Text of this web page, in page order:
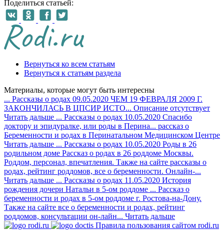
Поделиться статьей:
Вернуться ко всем статьям
Вернуться к статьям раздела
Материалы, которые могут быть интересны
... Рассказы о родах 09.05.2020 ЧЕМ 19 ФЕВРАЛЯ 2009 Г.
ЗАКОНЧИЛАСЬ В ЦПСИР ИСТО... Описание отсутствует
Читать дальше ... Рассказы о родах 10.05.2020 Спасибо
доктору и эпидуралке, или роды в Перина... рассказ о
Беременности и родах в Перинатальном Медицинском Центре
Читать дальше ... Рассказы о родах 10.05.2020 Роды в 26
родильном доме Рассказ о родах в 26 роддоме Москвы.
Роддом, персонал, впечатления. Также на сайте рассказы о
родах, рейтинг роддомов, все о беременноcти. Онлайн-...
Читать дальше ... Рассказы о родах 11.05.2020 История
рождения дочери Натальи в 5-ом роддоме ... Рассказ о
беременности и родах в 5-ом роддоме г. Ростова-на-Дону.
Также на сайте все о беременности и родах, рейтинг
роддомов, консультации он-лайн... Читать дальше
Правила пользования сайтом rodi.ru